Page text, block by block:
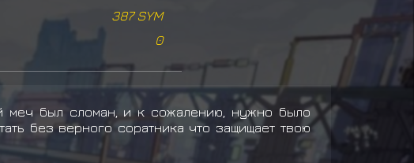
387 SYM
0
меч был сломан, и к сожалению, нужно было
без верного соратника что защищает твою